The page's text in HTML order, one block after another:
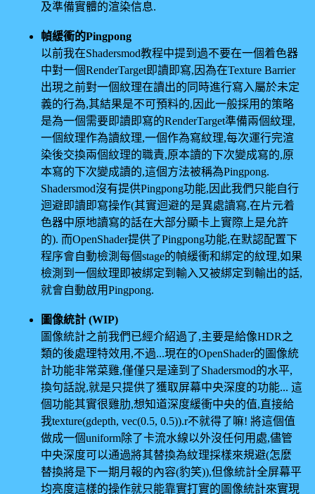
及準備實體的渲染信息.
幀緩衝的Pingpong
以前我在Shadersmod教程中提到過不要在一個着色器
中對一個RenderTarget即讀即寫,因為在Texture Barrier
出現之前對一個紋理在讀出的同時進行寫入屬於未定
義的行為,其結果是不可預料的,因此一般採用的策略
是為一個需要即讀即寫的RenderTarget準備兩個紋理,
一個紋理作為讀紋理,一個作為寫紋理,每次運行完渲
染後交換兩個紋理的職責,原本讀的下次變成寫的,原
本寫的下次變成讀的,這個方法被稱為Pingpong.
Shadersmod沒有提供Pingpong功能,因此我們只能自行
迴避即讀即寫操作(其實迴避的是異處讀寫,在片元着
色器中原地讀寫的話在大部分顯卡上實際上是允許
的). 而OpenShader提供了Pingpong功能,在默認配置下
程序會自動檢測每個stage的幀緩衝和綁定的紋理,如果
檢測到一個紋理即被綁定到輸入又被綁定到輸出的話,
就會自動啟用Pingpong.
圖像統計 (WIP)
圖像統計之前我們已經介紹過了,主要是給像HDR之
類的後處理特效用,不過...現在的OpenShader的圖像統
計功能非常菜雞,僅僅只是達到了Shadersmod的水平,
換句話說,就是只提供了獲取屏幕中央深度的功能... 這
個功能其實很雞肋,想知道深度緩衝中央的值,直接給
我texture(gdepth, vec(0.5, 0.5)).r不就得了嘛! 將這個值
做成一個uniform除了卡流水線以外沒任何用處,儘管
中央深度可以通過將其替換為紋理採樣來規避(怎麼
替換將是下一期月報的內容(豹笑)),但像統計全屏幕平
均亮度這樣的操作就只能靠實打實的圖像統計來實現